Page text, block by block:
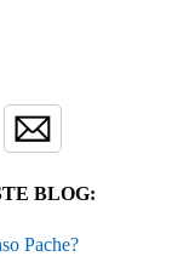
BLOG:
Pache?